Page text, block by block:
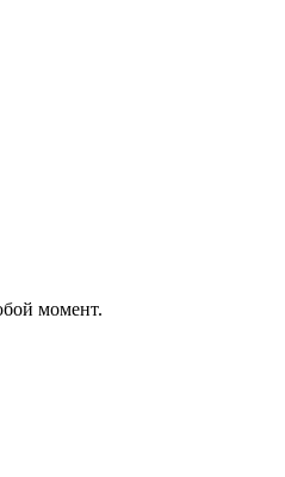
момент.